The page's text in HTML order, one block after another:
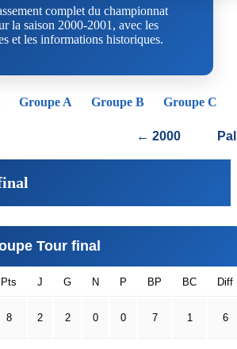
complet du championnat
la saison 2000-2001, avec les
et les informations historiques.
Groupe A Groupe B Groupe C
← 2000
Tour final
Pts J G N P BP BC Diff
8 2 2 0 0 7 1 6